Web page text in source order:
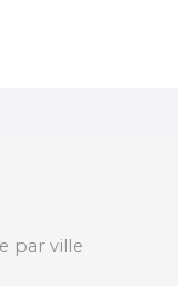
par ville